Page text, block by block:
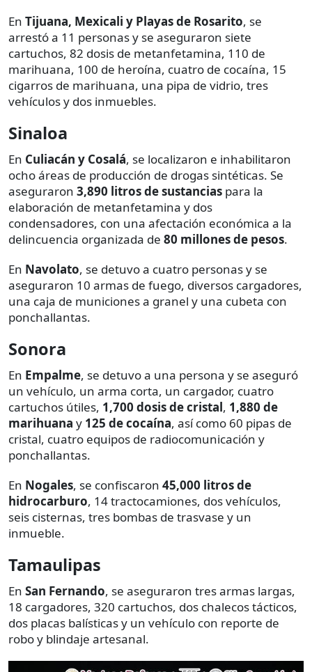
En Tijuana, Mexicali y Playas de Rosarito, se
arrestó a 11 personas y se aseguraron siete
cartuchos, 82 dosis de metanfetamina, 110 de
marihuana, 100 de heroína, cuatro de cocaína, 15
cigarros de marihuana, una pipa de vidrio, tres
vehículos y dos inmuebles.
Sinaloa
En Culiacán y Cosalá, se localizaron e inhabilitaron
ocho áreas de producción de drogas sintéticas. Se
aseguraron 3,890 litros de sustancias para la
elaboración de metanfetamina y dos
condensadores, con una afectación económica a la
delincuencia organizada de 80 millones de pesos.
En Navolato, se detuvo a cuatro personas y se
aseguraron 10 armas de fuego, diversos cargadores,
una caja de municiones a granel y una cubeta con
ponchallantas.
Sonora
En Empalme, se detuvo a una persona y se aseguró
un vehículo, un arma corta, un cargador, cuatro
cartuchos útiles, 1,700 dosis de cristal, 1,880 de
marihuana y 125 de cocaína, así como 60 pipas de
cristal, cuatro equipos de radiocomunicación y
ponchallantas.
En Nogales, se confiscaron 45,000 litros de
hidrocarburo, 14 tractocamiones, dos vehículos,
seis cisternas, tres bombas de trasvase y un
inmueble.
Tamaulipas
En San Fernando, se aseguraron tres armas largas,
18 cargadores, 320 cartuchos, dos chalecos tácticos,
dos placas balísticas y un vehículo con reporte de
robo y blindaje artesanal.